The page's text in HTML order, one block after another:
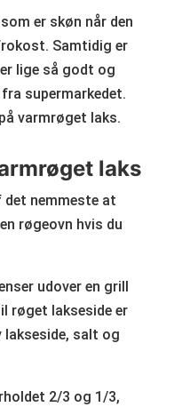
er skøn når den
Samtidig er
lige så godt og
supermarkedet.
varmrøget laks.
laks
nemmeste at
røgeovn hvis du
udover en grill
røget lakseside er
lakseside, salt og
2/3 og 1/3,